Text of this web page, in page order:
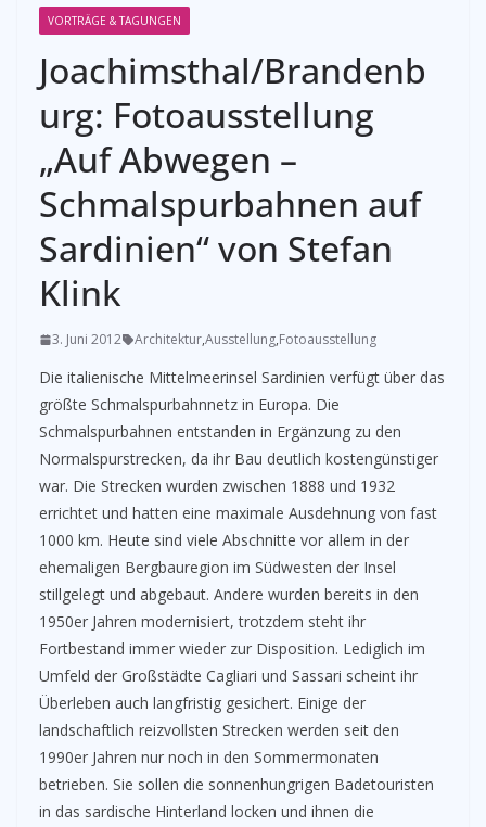
VORTRÄGE & TAGUNGEN
Joachimsthal/Brandenb
urg: Fotoausstellung
„Auf Abwegen –
Schmalspurbahnen auf
Sardinien“ von Stefan
Klink
3. Juni 2012 Architektur,Ausstellung,Fotoausstellung
­­Die italienische Mittelmeerinsel Sardinien verfügt über das
größte Schmalspurbahnnetz in Europa. Die
Schmalspurbahnen entstanden in Ergänzung zu den
Normalspurstrecken, da ihr Bau deutlich kostengünstiger
war. Die Strecken wurden zwischen 1888 und 1932
errichtet und hatten eine maximale Ausdehnung von fast
1000 km. Heute sind viele Abschnitte vor allem in der
ehemaligen Bergbauregion im Südwesten der Insel
stillgelegt und abgebaut. Andere wurden bereits in den
1950er Jahren modernisiert, trotzdem steht ihr
Fortbestand immer wieder zur Disposition. Lediglich im
Umfeld der Großstädte Cagliari und Sassari scheint ihr
Überleben auch langfristig gesichert. Einige der
landschaftlich reizvollsten Strecken werden seit den
1990er Jahren nur noch in den Sommermonaten
betrieben. Sie sollen die sonnenhungrigen Badetouristen
in das sardische Hinterland locken und ihnen die